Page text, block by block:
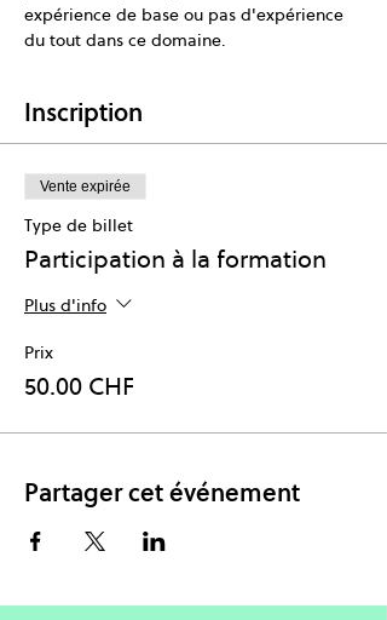
expérience de base ou pas d'expérience
du tout dans ce domaine.
Inscription
Vente expirée
Type de billet
Participation à la formation
Plus d'info
Prix
50.00 CHF
Partager cet événement